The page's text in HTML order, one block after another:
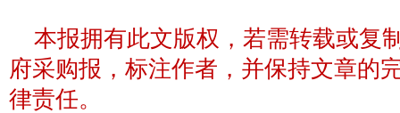
本报拥有此文版权，若需转载或复
府采购报，标注作者，并保持文章的
律责任。